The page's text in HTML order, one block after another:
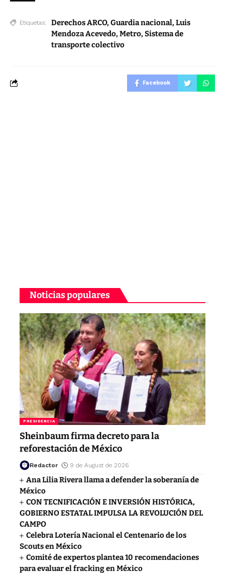
Etiquetas: Derechos ARCO, Guardia nacional, Luis
Mendoza Acevedo, Metro, Sistema de
transporte colectivo
Facebook
Noticias populares
PRESIDENCIA
Sheinbaum firma decreto para la
reforestación de México
Redactor 9 de August de 2026
Ana Lilia Rivera llama a defender la soberanía de
México
CON TECNIFICACIÓN E INVERSIÓN HISTÓRICA,
GOBIERNO ESTATAL IMPULSA LA REVOLUCIÓN DEL
CAMPO
Celebra Lotería Nacional el Centenario de los
Scouts en México
Comité de expertos plantea 10 recomendaciones
para evaluar el fracking en México